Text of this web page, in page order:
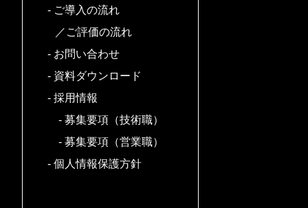
ご導入の流れ
／ご評価の流れ
お問い合わせ
資料ダウンロード
採用情報
募集要項（技術職）
募集要項（営業職）
個人情報保護方針